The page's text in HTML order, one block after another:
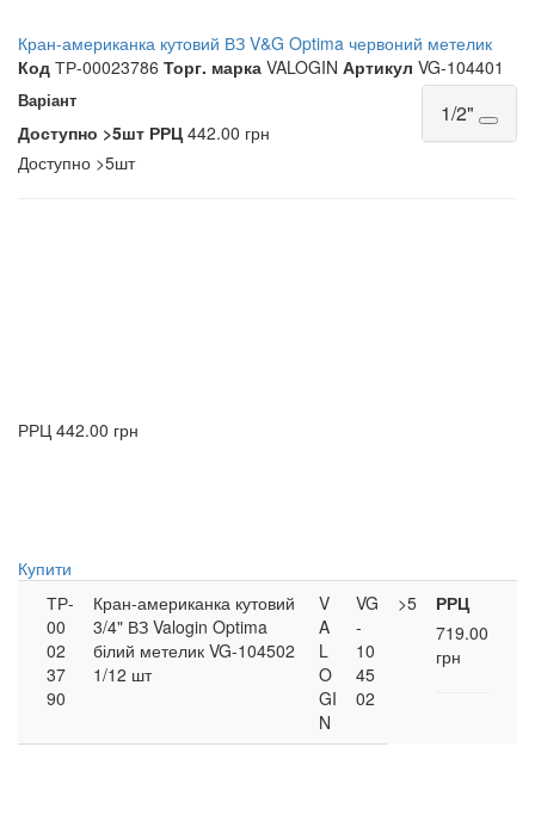
Кран-американка кутовий ВЗ V&G Optima червоний метелик
Код ТР-00023786 Торг. марка VALOGIN Артикул VG-104401
Варіант 1/2"
Доступно >5шт РРЦ442.00 грн
Доступно >5шт
РРЦ 442.00 грн
Купити
ТР-
00
02
37
90
Кран-американка кутовий
3/4" ВЗ Valogin Optima
білий метелик VG-104502
1/12 шт
V
A
L
O
GI
N
VG
-
10
45
02
>5
РРЦ
719.00
грн